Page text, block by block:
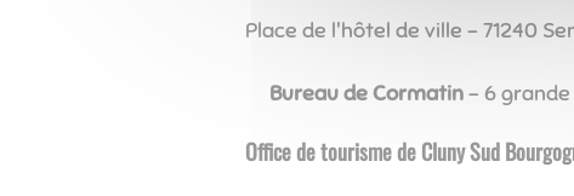
Place de l'hôtel de ville - 71240
Bureau de Cormatin- 6 grande
Office de tourisme de Cluny Sud